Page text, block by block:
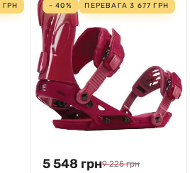
ГРН - 40% ПЕРЕВАГА3 677 ГРН
5 548 грн9 225 грн